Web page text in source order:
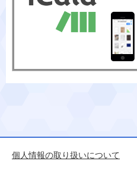
個人情報の取り扱いについて